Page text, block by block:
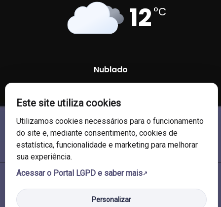
12 °C
Nublado
70 % 1013 mb
reservados.
Este site utiliza cookies
Utilizamos cookies necessários para o funcionamento
do site e, mediante consentimento, cookies de
estatística, funcionalidade e marketing para melhorar
sua experiência.
Acessar o Portal LGPD e saber mais
Personalizar